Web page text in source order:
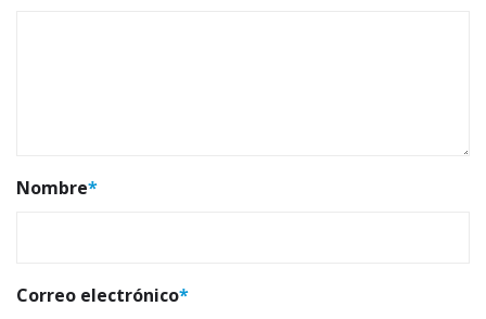
Nombre*
Correo electrónico*